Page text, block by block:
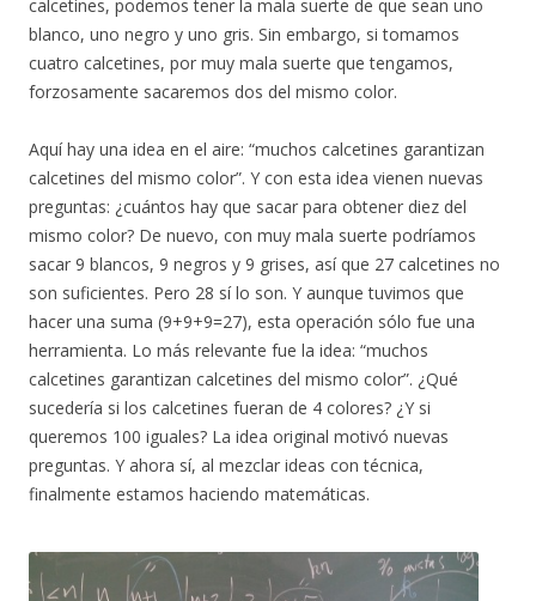
calcetines, podemos tener la mala suerte de que sean uno
blanco, uno negro y uno gris. Sin embargo, si tomamos
cuatro calcetines, por muy mala suerte que tengamos,
forzosamente sacaremos dos del mismo color.
Aquí hay una idea en el aire: “muchos calcetines garantizan
calcetines del mismo color”. Y con esta idea vienen nuevas
preguntas: ¿cuántos hay que sacar para obtener diez del
mismo color? De nuevo, con muy mala suerte podríamos
sacar 9 blancos, 9 negros y 9 grises, así que 27 calcetines no
son suficientes. Pero 28 sí lo son. Y aunque tuvimos que
hacer una suma (9+9+9=27), esta operación sólo fue una
herramienta. Lo más relevante fue la idea: “muchos
calcetines garantizan calcetines del mismo color”. ¿Qué
sucedería si los calcetines fueran de 4 colores? ¿Y si
queremos 100 iguales? La idea original motivó nuevas
preguntas. Y ahora sí, al mezclar ideas con técnica,
finalmente estamos haciendo matemáticas.